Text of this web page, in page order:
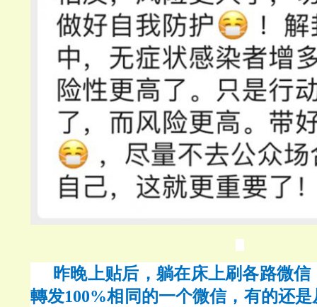
昨晚上贴后，躺在床上刷各路微
轉发100%相同的一个微信，有的还